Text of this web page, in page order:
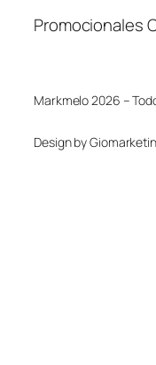
Promocionales
Markmelo 2026 –
Design by